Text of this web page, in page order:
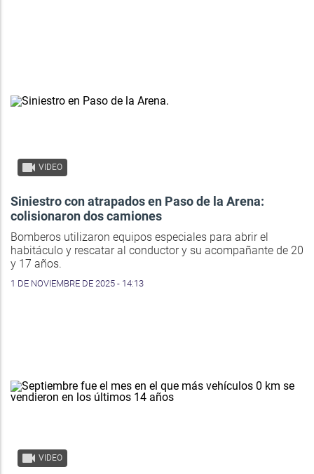
VIDEO
Siniestro con atrapados en Paso de la Arena:
colisionaron dos camiones
Bomberos utilizaron equipos especiales para abrir el
habitáculo y rescatar al conductor y su acompañante de 20
y 17 años.
1 DE NOVIEMBRE DE 2025 - 14:13
VIDEO